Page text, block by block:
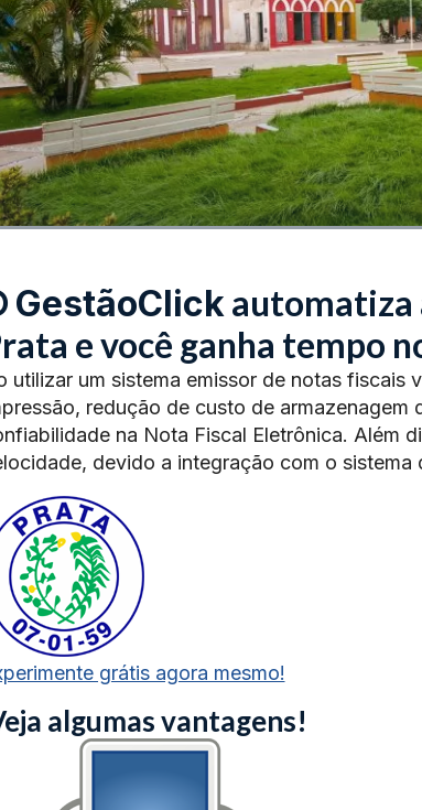
GestãoClickautomatiza
e você ganha tempo
utilizar um sistema emissor de notas fiscais
redução de custo de
na Nota Fiscal Eletrônica. Além
devido a integração com o sistema
grátis agora mesmo!
algumas vantagens!